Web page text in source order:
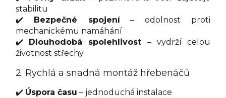
stabilitu
✔️
Bezpečné spojení
– odolnost proti
mechanickému namáhání
✔️
Dlouhodobá spolehlivost
– vydrží celou
životnost střechy
2. Rychlá a snadná montáž hřebenáčů
✔️ Úspora času – jednoduchá instalace